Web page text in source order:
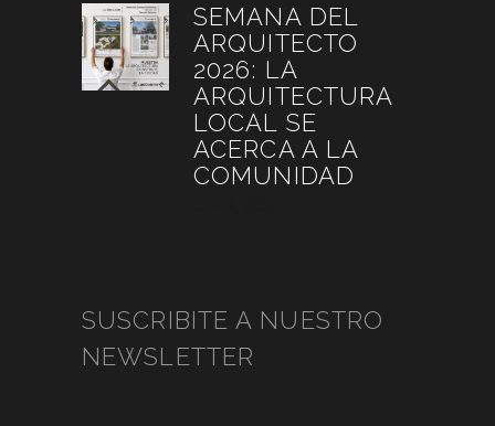
SEMANA DEL
ARQUITECTO
2026: LA
ARQUITECTURA
LOCAL SE
ACERCA A LA
COMUNIDAD
SUSCRIBITE A NUESTRO
NEWSLETTER